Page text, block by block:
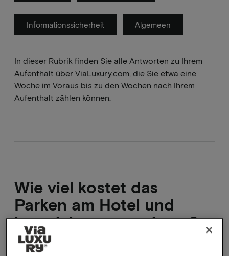
Informationssicherheit Algemeen
In dieser Rubrik finden Sie alle Antworten zu Ihrem
Aufenthalt über ViaLuxury.com, die Sie etwa eine
Woche im Voraus bis zu den Wochen nach Ihrem
Aufenthalt zählen können.
Wie viel kostet das
Parken am Hotel und
kann ich es reservieren?
Auf der Paketseite des Hotels finden Sie unter der